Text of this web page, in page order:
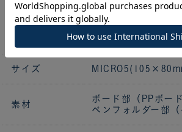
なぎ合わせた作り
によりペンのホー
最大約10mmまで
す。
サイズ
素材
ボード部（PPボード
ペンフォルダー部（